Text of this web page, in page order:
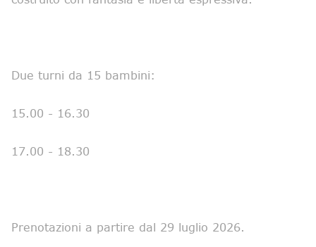
Due turni da 15 bambini:
15.00 - 16.30
17.00 - 18.30
Prenotazioni a partire dal 29 luglio 2026.